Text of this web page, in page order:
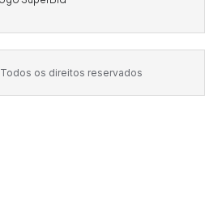
Todos os direitos reservados